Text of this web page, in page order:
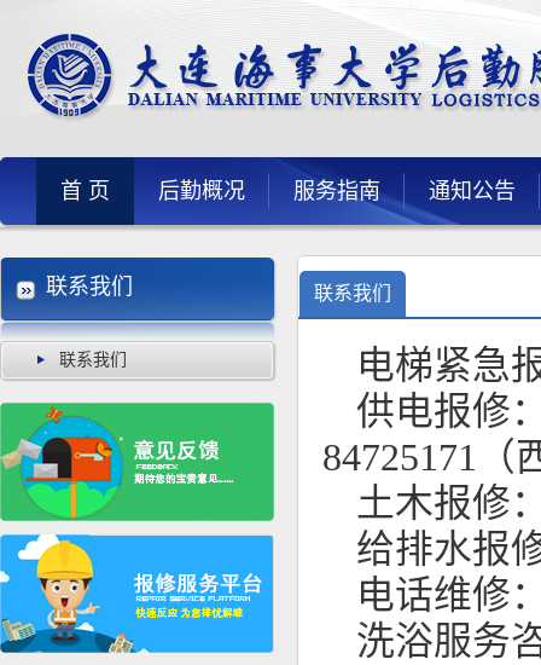
首 页 后勤概况 服务指南 通知公告
联系我们
联系我们
联系我们
电梯紧急
供电报修
84725171（
土木报修
给排水报
电话维修
洗浴服务